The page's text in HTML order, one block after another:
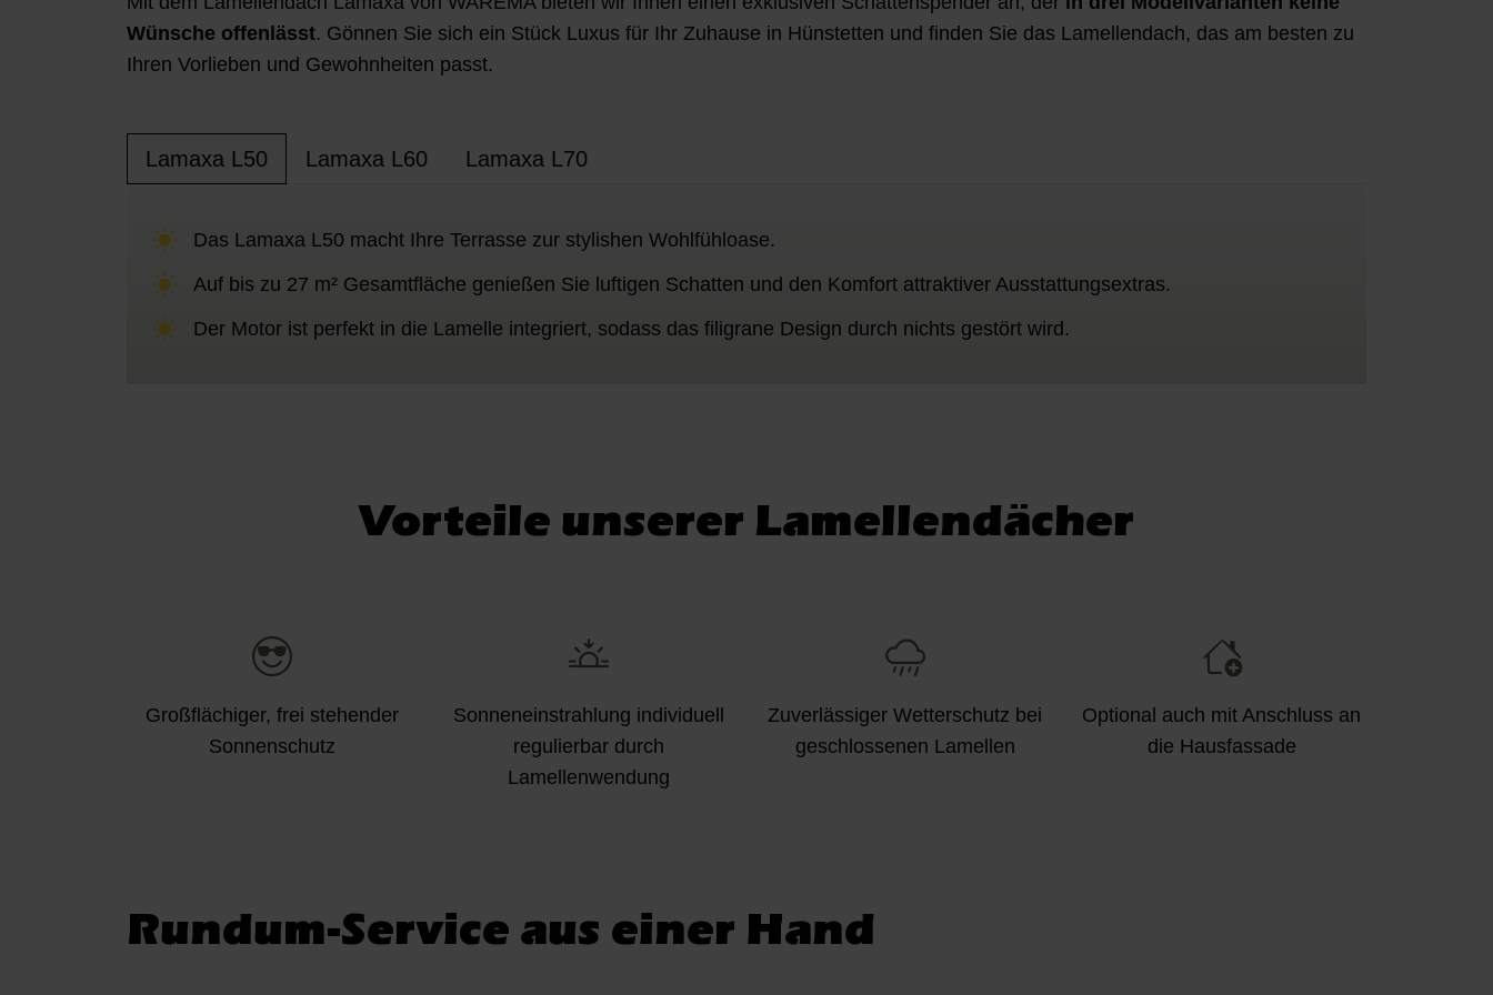
w
a
h
Wünsche offenlässt. Gönnen Sie sich ein Stück Luxus für Ihr Zuhause in Hünstetten und finden Sie das Lamellendach, das am besten zu
Ihren Vorlieben und Gewohnheiten passt.
Lamaxa L50 Lamaxa L60 Lamaxa L70
Das Lamaxa L50 macht Ihre Terrasse zur stylishen Wohlfühloase.
Auf bis zu 27 m² Gesamtfläche genießen Sie luftigen Schatten und den Komfort attraktiver Ausstattungsextras.
Der Motor ist perfekt in die Lamelle integriert, sodass das filigrane Design durch nichts gestört wird.
Vorteile unserer Lamellendächer
Großflächiger, frei stehender
Sonnenschutz
Sonneneinstrahlung individuell
regulierbar durch
Lamellenwendung
Zuverlässiger Wetterschutz bei
geschlossenen Lamellen
Optional auch mit Anschluss an
die Hausfassade
Rundum-Service aus einer Hand